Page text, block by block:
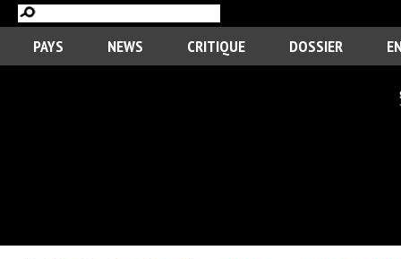
PAYS NEWS CRITIQUE DOSSIER